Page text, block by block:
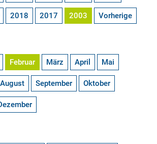
2018 2017 2003 Vorherige
Februar März April Mai
August September Oktober